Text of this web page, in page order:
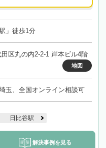
」徒歩1分
区丸の内2-2-1 岸本ビル4階
地図
玉、全国オンライン相談可
日比谷駅
解決事例を見る